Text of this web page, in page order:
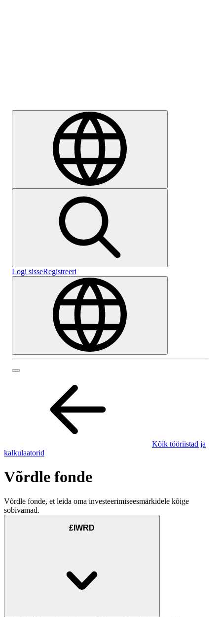
Logi sisseRegistreeri
Kõik tööriistad ja
kalkulaatorid
Võrdle fonde
Võrdle fonde, et leida oma investeerimiseesmärkidele kõige
sobivamad.
£IWRD